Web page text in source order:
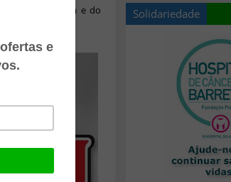
Santa Catarina e do
Solidariedade